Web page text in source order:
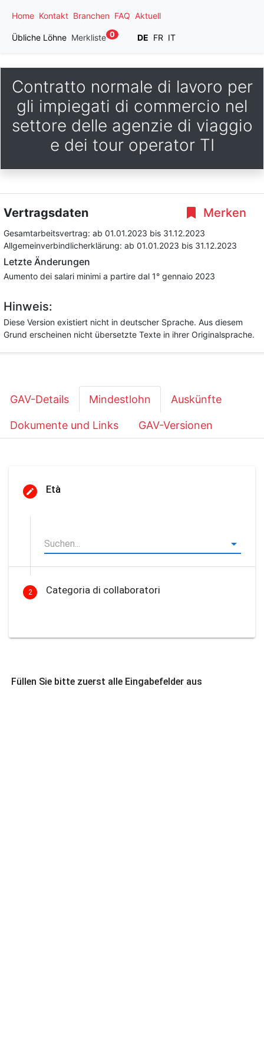
Home Kontakt Branchen FAQ Aktuell
Übliche Löhne Merkliste 0 DE FR IT
Contratto normale di lavoro per
gli impiegati di commercio nel
settore delle agenzie di viaggio
e dei tour operator TI
Merken
Vertragsdaten
Gesamtarbeitsvertrag: ab 01.01.2023 bis 31.12.2023
Allgemeinverbindlicherklärung: ab 01.01.2023 bis 31.12.2023
Letzte Änderungen
Aumento dei salari minimi a partire dal 1° gennaio 2023
Hinweis:
Diese Version existiert nicht in deutscher Sprache. Aus diesem
Grund erscheinen nicht übersetzte Texte in ihrer Originalsprache.
GAV-Details Mindestlohn Auskünfte
Dokumente und Links GAV-Versionen
Età
2 Categoria di collaboratori
Füllen Sie bitte zuerst alle Eingabefelder aus